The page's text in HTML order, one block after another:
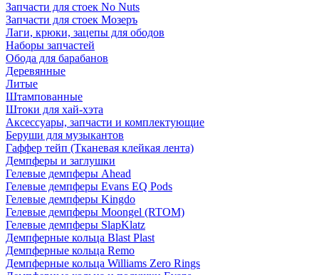
Запчасти для стоек No Nuts
Запчасти для стоек Мозеръ
Лаги, крюки, зацепы для ободов
Наборы запчастей
Обода для барабанов
Деревянные
Литые
Штампованные
Штоки для хай-хэта
Аксессуары, запчасти и комплектующие
Беруши для музыкантов
Гаффер тейп (Тканевая клейкая лента)
Демпферы и заглушки
Гелевые демпферы Ahead
Гелевые демпферы Evans EQ Pods
Гелевые демпферы Kingdo
Гелевые демпферы Moongel (RTOM)
Гелевые демпферы SlapKlatz
Демпферные кольца Blast Plast
Демпферные кольца Remo
Демпферные кольца Williams Zero Rings